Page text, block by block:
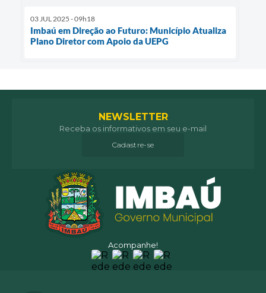
03 JUL 2025 - 09h18
Imbaú em Direção ao Futuro: Município Atualiza
Plano Diretor com Apoio da UEPG
Acompanhe!
NEWSLETTER
Receba os informativos em seu e-mail
Cadastre-se